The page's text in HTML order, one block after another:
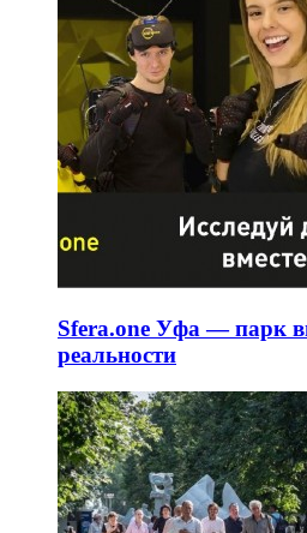
Sfera.one Уфа — парк
реальности